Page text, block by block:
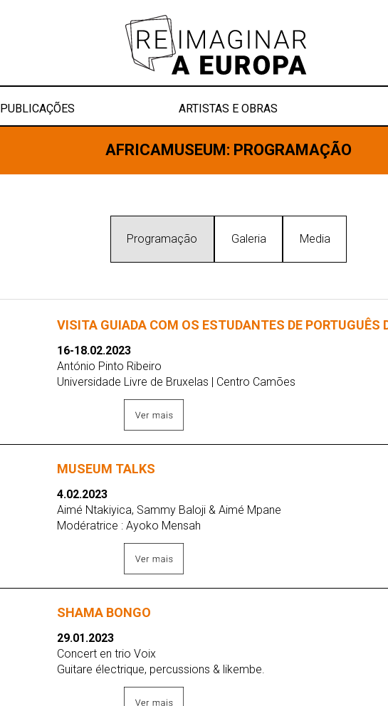
PUBLICAÇÕES ARTISTAS E OBRAS
AFRICAMUSEUM: PROGRAMAÇÃO
Programação Galeria Media
VISITA GUIADA COM OS ESTUDANTES DE PORTUGUÊS
16-18.02.2023
António Pinto Ribeiro
Universidade Livre de Bruxelas | Centro Camões
MUSEUM TALKS
4.02.2023
Aimé Ntakiyica, Sammy Baloji & Aimé Mpane
Modératrice : Ayoko Mensah
SHAMA BONGO
29.01.2023
Concert en trio Voix
Guitare électrique, percussions & likembe.